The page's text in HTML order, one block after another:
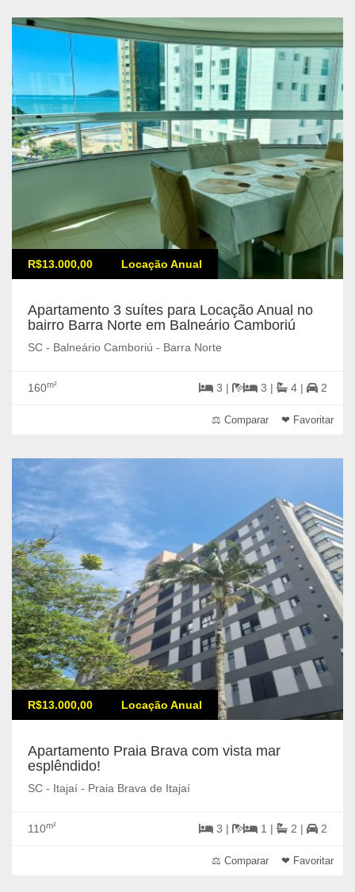
R$13.000,00 Locação Anual
Apartamento 3 suítes para Locação Anual no
bairro Barra Norte em Balneário Camboriú
SC - Balneário Camboriú - Barra Norte
160m² 3 | 3 | 4 | 2
⚖ Comparar ❤ Favoritar
R$13.000,00 Locação Anual
Apartamento Praia Brava com vista mar
esplêndido!
SC - Itajaí - Praia Brava de Itajaí
110m² 3 | 1 | 2 | 2
⚖ Comparar ❤ Favoritar